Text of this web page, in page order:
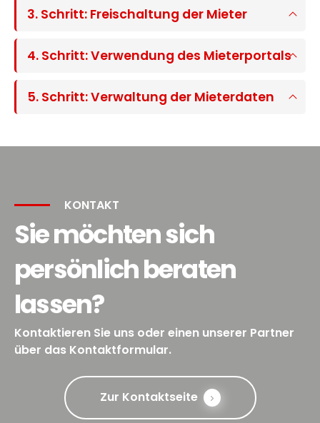
3. Schritt: Freischaltung der Mieter
4. Schritt: Verwendung des Mieterportals
5. Schritt: Verwaltung der Mieterdaten
KONTAKT
Sie möchten sich
persönlich beraten
lassen?
Kontaktieren Sie uns oder einen unserer Partner
über das Kontaktformular.
Zur Kontaktseite